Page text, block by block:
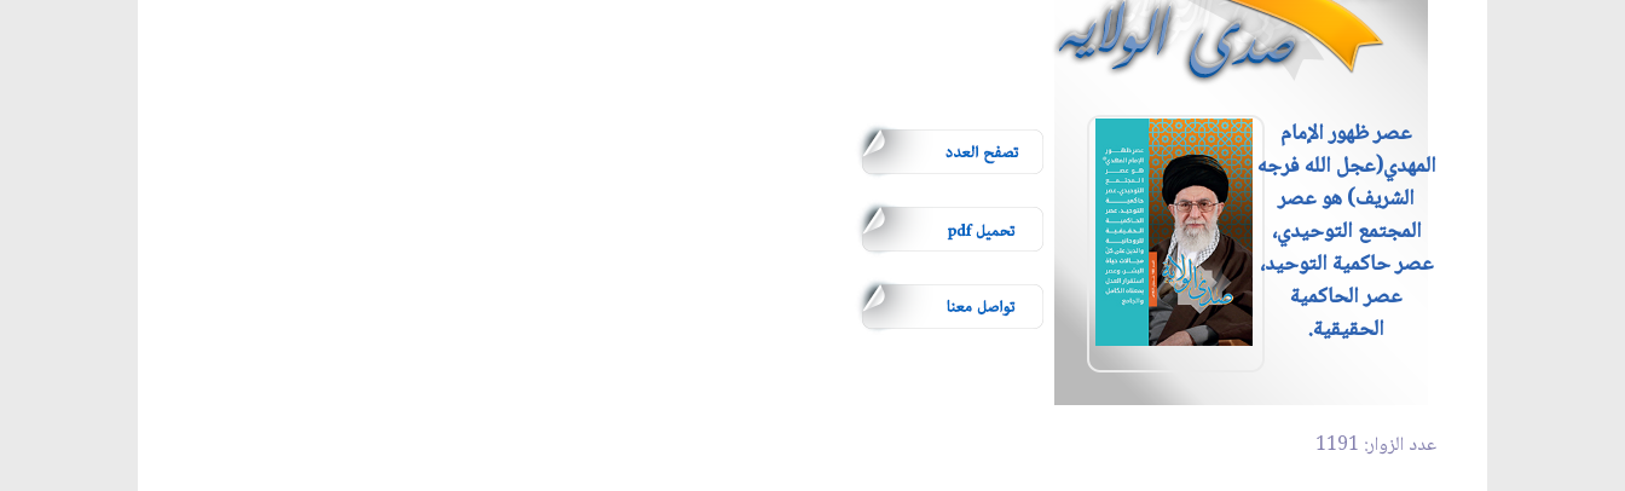
عصر ظهور الإمام
المهدي(عجل الله فرجه
الشريف) هو عصر
المجتمع التوحيدي،
عصر حاكمية التوحيد،
عصر الحاكمية
الحقيقية.
عدد الزوار: 1191